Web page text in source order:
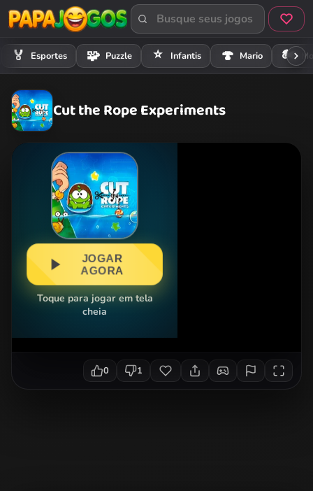
🏅 Esportes 🧩 Puzzle ⭐ Infantis 🍄 Mario 🏍️
Cut the Rope Experiments
JOGAR
AGORA
Toque para jogar em tela
cheia
0 1